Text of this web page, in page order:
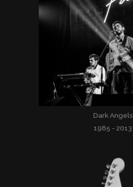
Dark Angels
1985 - 2013